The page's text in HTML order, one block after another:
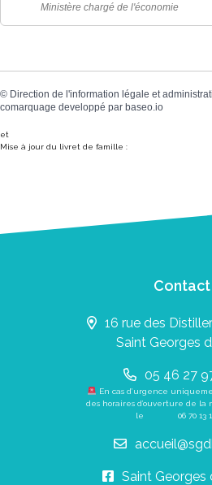
Ministère chargé de l'économie
© Direction de l'information légale et
comarquage developpé par baseo.io
et
Mise à jour du livret de famille :
Contact
16 rue des
Saint Georges
05 46 27
En cas d’urgence
des horaires d’ouverture de la
le 06 70 13
Saint Georges